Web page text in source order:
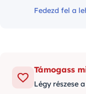
Fedezd fel a
Támogass
Légy részese